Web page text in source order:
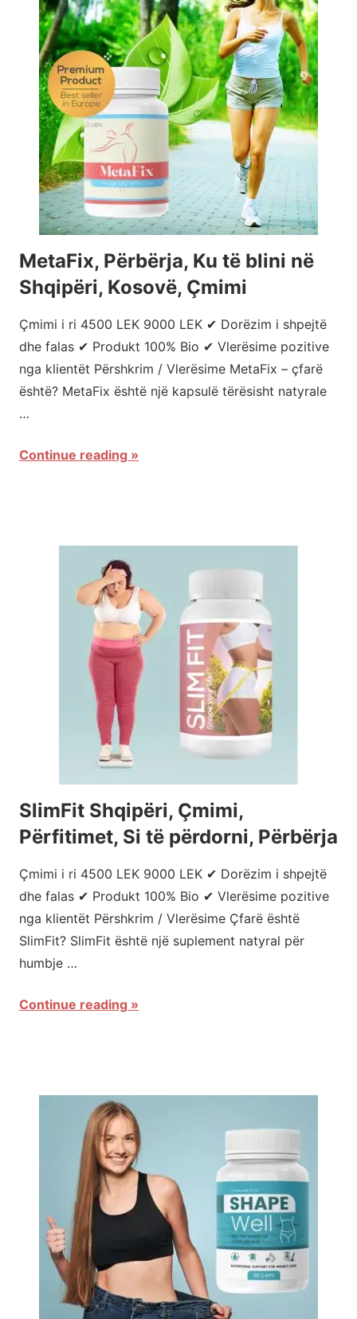
MetaFix, Përbërja, Ku të blini në
Shqipëri, Kosovë, Çmimi
Çmimi i ri 4500 LEK 9000 LEK ✔ Dorëzim i shpejtë
dhe falas ✔ Produkt 100% Bio ✔ Vlerësime pozitive
nga klientët Përshkrim / Vlerësime MetaFix – çfarë
është? MetaFix është një kapsulë tërësisht natyrale
…
Continue reading
SlimFit Shqipëri, Çmimi,
Përfitimet, Si të përdorni, Përbërja
Çmimi i ri 4500 LEK 9000 LEK ✔ Dorëzim i shpejtë
dhe falas ✔ Produkt 100% Bio ✔ Vlerësime pozitive
nga klientët Përshkrim / Vlerësime Çfarë është
SlimFit? SlimFit është një suplement natyral për
humbje …
Continue reading